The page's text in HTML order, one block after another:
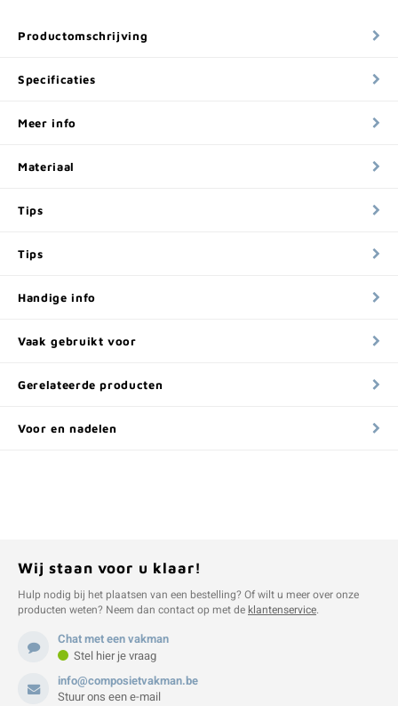
Productomschrijving
Specificaties
Meer info
Materiaal
Tips
Tips
Handige info
Vaak gebruikt voor
Gerelateerde producten
Voor en nadelen
Wij staan voor u klaar!
Hulp nodig bij het plaatsen van een bestelling? Of wilt u meer over onze
producten weten? Neem dan contact op met deklantenservice.
Chat met een vakman
Stel hier je vraag
info@composietvakman.be
Stuur ons een e-mail